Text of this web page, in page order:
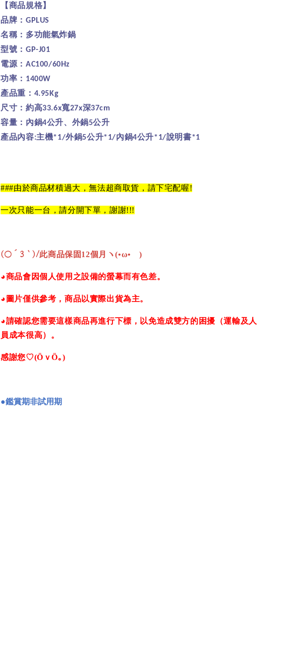
【商品規格】
品牌： GPLUS
名稱：多功能氣炸鍋
型號： GP-J01
電源： AC100/60Hz
功率： 1400W
產品重： 4.95Kg
尺寸：約高33.6x寬27x深37cm
容量：內鍋4公升、外鍋5公升
產品內容:主機*1/外鍋5公升*1/內鍋4公升*1/說明書*1
###由於商品材積過大，無法超商取貨，請下宅配喔!
一次只能一台，請分開下單，謝謝!!!
(○´3｀)/此商品保固12個月ヽ(•ω•ゞ)
◕商品會因個人使用之設備的螢幕而有色差。
◕圖片僅供參考，商品以實際出貨為主。
◕請確認您需要這樣商品再進行下標，以免造成雙方的困擾（運輸及人
員成本很高）。
感謝您♡(ӦｖӦ｡)
●鑑賞期非試用期